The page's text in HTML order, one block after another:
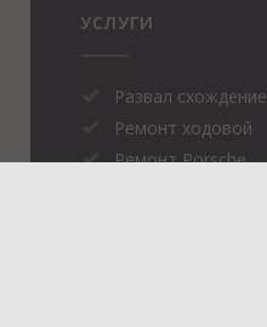
УСЛУГИ
Развал схождение
Ремонт ходовой
Ремонт Porsche